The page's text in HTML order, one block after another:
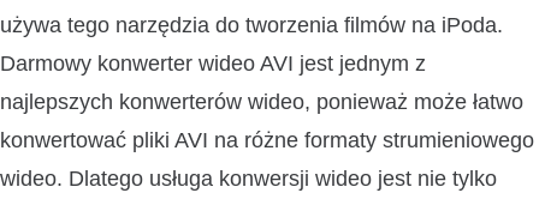
używa tego narzędzia do tworzenia filmów na iPoda.
Darmowy konwerter wideo AVI jest jednym z
najlepszych konwerterów wideo, ponieważ może łatwo
konwertować pliki AVI na różne formaty strumieniowego
wideo. Dlatego usługa konwersji wideo jest nie tylko